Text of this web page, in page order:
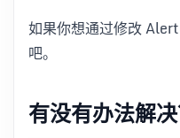
如果你想通过修改
吧。
有没有办法解决